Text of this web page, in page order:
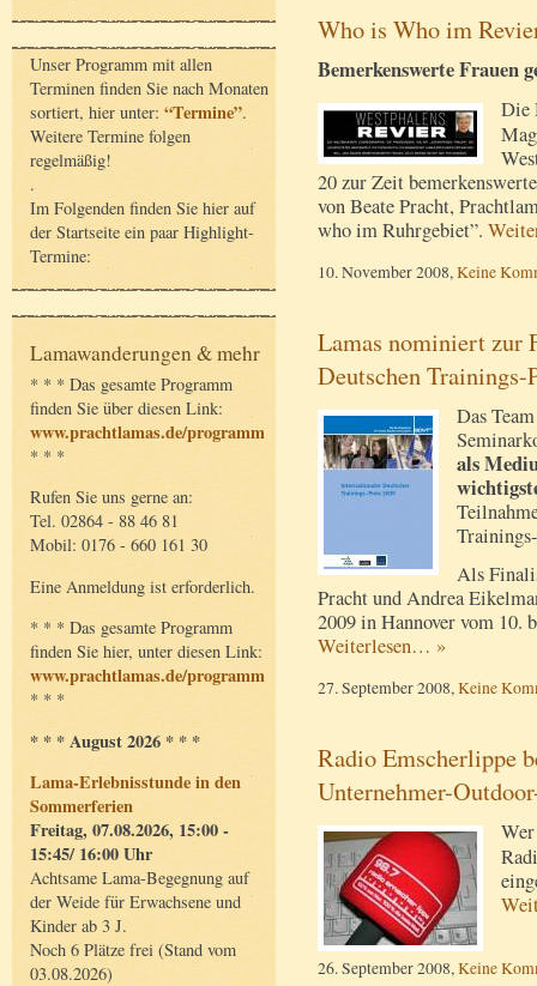
Unser Programm mit allen
Terminen finden Sie nach Monaten
sortiert, hier unter: “Termine”.
Weitere Termine folgen
regelmäßig!
.
Im Folgenden finden Sie hier auf
der Startseite ein paar Highlight-
Termine:
Lamawanderungen & mehr
* * * Das gesamte Programm
finden Sie über diesen Link:
www.prachtlamas.de/programm
* * *
Rufen Sie uns gerne an:
Tel. 02864 - 88 46 81
Mobil: 0176 - 660 161 30
Eine Anmeldung ist erforderlich.
* * * Das gesamte Programm
finden Sie hier, unter diesen Link:
www.prachtlamas.de/programm
* * *
* * * August 2026 * * *
Lama-Erlebnisstunde in den
Sommerferien
Freitag, 07.08.2026, 15:00 -
15:45/ 16:00 Uhr
Achtsame Lama-Begegnung auf
der Weide für Erwachsene und
Kinder ab 3 J.
Noch 6 Plätze frei (Stand vom
03.08.2026)
Who is Who im
Bemerkenswerte Frauen
Die
20 zur Zeit
von Beate Pracht,
who im Ruhrgebiet”.
10. November 2008,Keine
Lamas nominiert zur
Deutschen Trainings-
Das
als
Als
Pracht und Andrea
2009 in Hannover vom 10.
Weiterlesen… »
27. September 2008,Keine
Radio Emscherlippe
Unternehmer-
26. September 2008,Keine